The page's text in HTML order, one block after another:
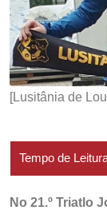
[Lusitânia de
No 21.º Triatlo